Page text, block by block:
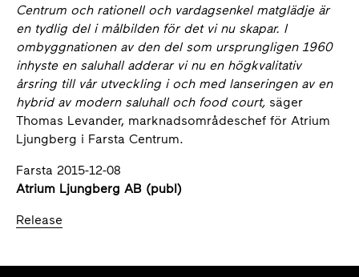
Centrum och rationell och vardagsenkel matglädje är
en tydlig del i målbilden för det vi nu skapar. I
ombyggnationen av den del som ursprungligen 1960
inhyste en saluhall adderar vi nu en högkvalitativ
årsring till vår utveckling i och med lanseringen av en
hybrid av modern saluhall och food court, säger
Thomas Levander, marknadsområdeschef för Atrium
Ljungberg i Farsta Centrum.
Farsta 2015-12-08
Atrium Ljungberg AB (publ)
Release